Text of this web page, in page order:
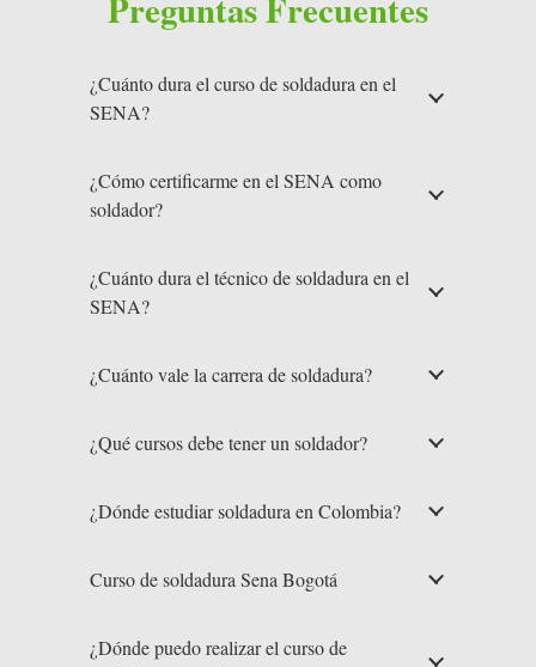
¿Cuánto dura el curso de soldadura en el
SENA?
¿Cómo certificarme en el SENA como
soldador?
¿Cuánto dura el técnico de soldadura en el
SENA?
¿Cuánto vale la carrera de soldadura?
¿Qué cursos debe tener un soldador?
¿Dónde estudiar soldadura en Colombia?
Curso de soldadura Sena Bogotá
¿Dónde puedo realizar el curso de